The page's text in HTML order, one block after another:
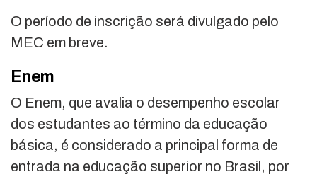
O período de inscrição será divulgado pelo
MEC em breve.
Enem
O Enem, que avalia o desempenho escolar
dos estudantes ao término da educação
básica, é considerado a principal forma de
entrada na educação superior no Brasil, por